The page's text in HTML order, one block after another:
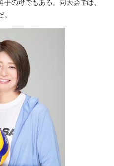
の母でもある。同大会では、